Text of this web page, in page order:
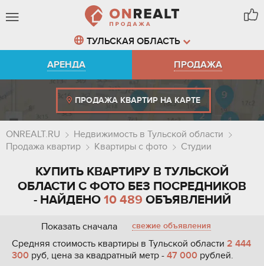
ТУЛЬСКАЯ ОБЛАСТЬ
АРЕНДА
ПРОДАЖА
ПРОДАЖА КВАРТИР НА КАРТЕ
ONREALT.RU
Недвижимость в Тульской области
Продажа квартир
Квартиры с фото Студии
КУПИТЬ КВАРТИРУ В ТУЛЬСКОЙ
ОБЛАСТИ С ФОТО БЕЗ ПОСРЕДНИКОВ
- НАЙДЕНО 10 489 ОБЪЯВЛЕНИЙ
Показать сначала свежие объявления
Средняя стоимость квартиры в Тульской области 2 444
300 руб, цена за квадратный метр - 47 000 рублей.